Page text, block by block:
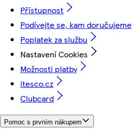
Přístupnost
Podívejte se, kam doručujeme
Poplatek za službu
Nastavení Cookies
Možnosti platby
itesco.cz
Clubcard
Pomoc s prvním nákupem